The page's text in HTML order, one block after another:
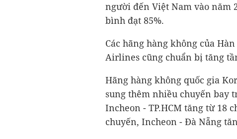
người đến Việt Nam vào năm
bình đạt 85%.
Các hãng hàng không của
Airlines cũng chuẩn bị tăng
Hãng hàng không quốc gia
sung thêm nhiều chuyến bay
Incheon - TP.HCM tăng từ 18
chuyến, Incheon - Đà Nẵng